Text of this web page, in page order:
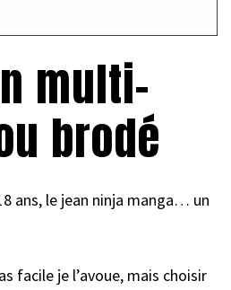
multi-
brodé
ans, le jean ninja manga… un
facile je l’avoue, mais choisir